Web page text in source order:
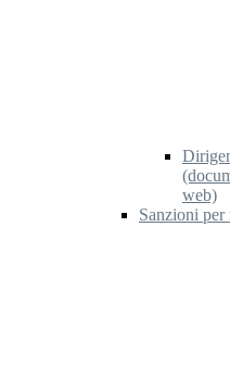
web)
Sanzioni per